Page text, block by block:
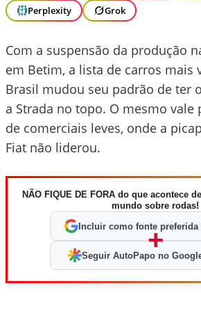
Perplexity
Grok
Com a suspensão da produção
em Betim, a lista de carros mais
Brasil mudou seu padrão de ter
a Strada no topo. O mesmo vale
de comerciais leves, onde a
Fiat não liderou.
NÃO FIQUE DE FORA do que acontece
mundo sobre rodas!
Incluir como fonte
+
Seguir AutoPapo no